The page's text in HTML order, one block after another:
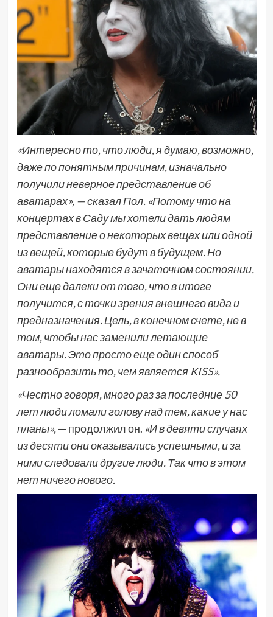
«Интересно то, что люди, я думаю, возможно,
даже по понятным причинам, изначально
получили неверное представление об
аватарах», — сказал Пол. «Потому что на
концертах в Саду мы хотели дать людям
представление о некоторых вещах или одной
из вещей, которые будут в будущем. Но
аватары находятся в зачаточном состоянии.
Они еще далеки от того, что в итоге
получится, с точки зрения внешнего вида и
предназначения. Цель, в конечном счете, не в
том, чтобы нас заменили летающие
аватары. Это просто еще один способ
разнообразить то, чем является KISS».
«Честно говоря, много раз за последние 50
лет люди ломали голову над тем, какие у нас
планы»,— продолжил он. «И в девяти случаях
из десяти они оказывались успешными, и за
ними следовали другие люди. Так что в этом
нет ничего нового.